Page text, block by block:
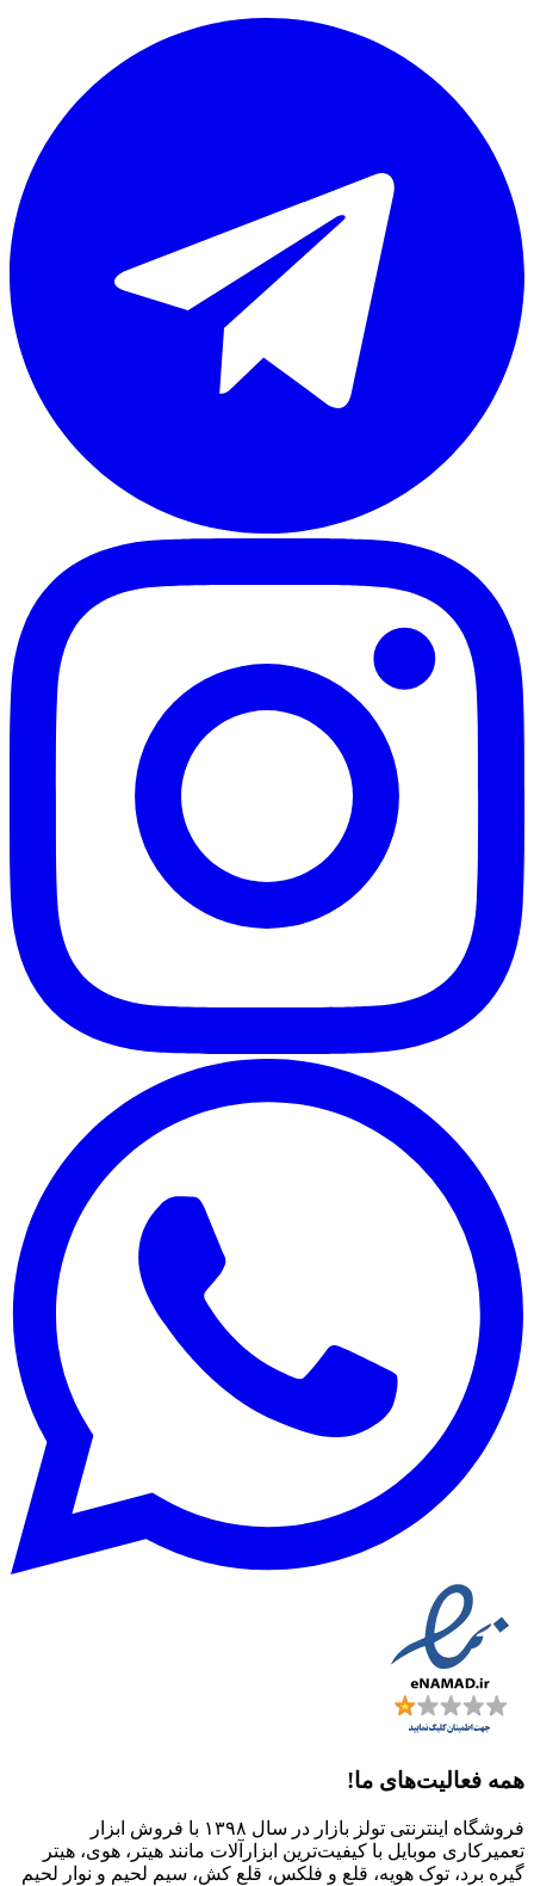
همه فعالیت‌های ما!
فروشگاه اینترنتی تولز بازار در سال ۱۳۹۸ با فروش ابزار
تعمیرکاری موبایل با کیفیت‌ترین ابزارآلات مانند هیتر، هوی، هیتر
گیره برد، توک هویه، قلع و فلکس، قلع کش، سیم لحیم و نوار لحیم